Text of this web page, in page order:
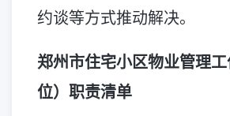
约谈等方式推动解决。
郑州市住宅小区物业管理
位）职责清单